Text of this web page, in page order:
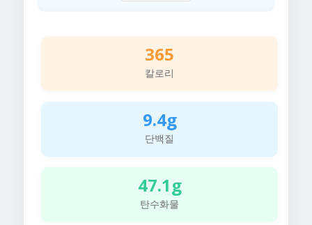
365
칼로리
9.4g
단백질
47.1g
탄수화물